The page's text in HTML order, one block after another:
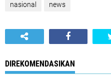
nasional news
DIREKOMENDASIKAN